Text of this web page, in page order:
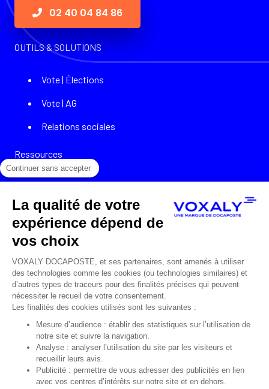
02 40 04 84 86
OUTILS & SOLUTIONS
Vote | Élections
Vote | AG
Relations sociales
Ressources
Témoignages
Webinars
Podcasts
Livres blancs
Infographies
A PROPOS
Voxaly, 2 expertises métiers
Équipes
Continuer sans accepter
La qualité de votre
expérience dépend de
vos choix
VOXALY DOCAPOSTE, et ses partenaires, sont amenés à utiliser
des technologies comme les cookies (ou technologies similaires) et
d’autres types de traceurs pour des finalités précises qui peuvent
nécessiter le recueil de votre consentement.
Les finalités des cookies utilisés sont les suivantes :
Mesure d’audience : établir des statistiques sur l’utilisation de
notre site et suivre la navigation.
Analyse : analyser l’utilisation du site par les visiteurs et
recueillir leurs avis.
Publicité : permettre de vous adresser des publicités en lien
avec vos centres d’intérêts sur notre site et en dehors.